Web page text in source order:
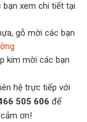
xem chi tiết tại
gỗ mời các bạn
kim mời các bạn
hệ trực tiếp với
505 606 để
ơn!